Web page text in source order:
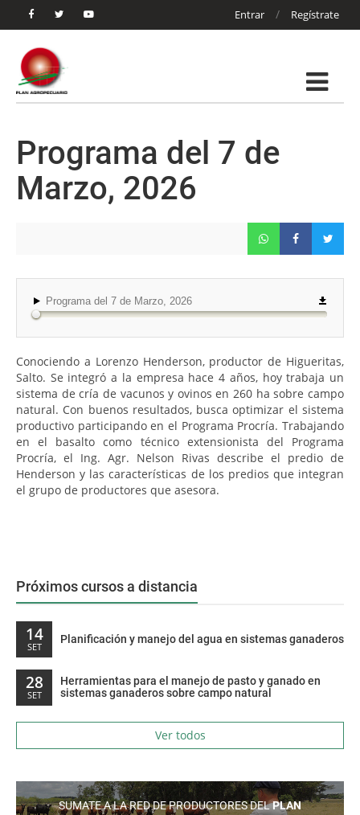
Entrar / Regístrate
Programa del 7 de
Marzo, 2026
Programa del 7 de Marzo, 2026
Conociendo a Lorenzo Henderson, productor de Higueritas,
Salto. Se integró a la empresa hace 4 años, hoy trabaja un
sistema de cría de vacunos y ovinos en 260 ha sobre campo
natural. Con buenos resultados, busca optimizar el sistema
productivo participando en el Programa Procría. Trabajando
en el basalto como técnico extensionista del Programa
Procría, el Ing. Agr. Nelson Rivas describe el predio de
Henderson y las características de los predios que integran
el grupo de productores que asesora.
Próximos cursos a distancia
14
SET
Planificación y manejo del agua en sistemas ganaderos
28
SET
Herramientas para el manejo de pasto y ganado en
sistemas ganaderos sobre campo natural
Ver todos
SUMATE A LA RED DE PRODUCTORES DELPLAN